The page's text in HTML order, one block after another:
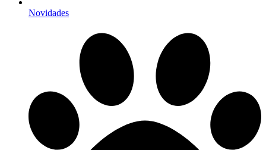
Novidades